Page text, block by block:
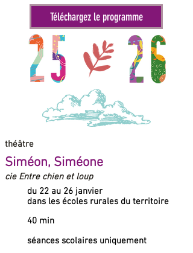
Téléchargez le programme
théâtre
Siméon, Siméone
cie Entre chien et loup
du 22 au 26 janvier
dans les écoles rurales du territoire
40 min
séances scolaires uniquement